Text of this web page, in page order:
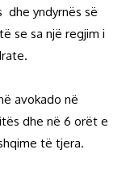
dhe yndyrnës së
se sa një regjim i
avokado në
dhe në 6 orët e
të tjera.